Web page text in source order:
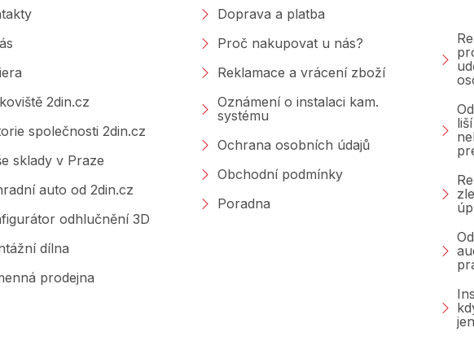
2din.cz
společnosti 2din.cz
sklady v Praze
auto od 2din.cz
odhlučnění 3D
dílna
prodejna
Doprava a platba
Proč nakupovat u nás?
Reklamace a vrácení zboží
Oznámení o instalaci kam.
systému
Ochrana osobních údajů
Obchodní podmínky
Poradna